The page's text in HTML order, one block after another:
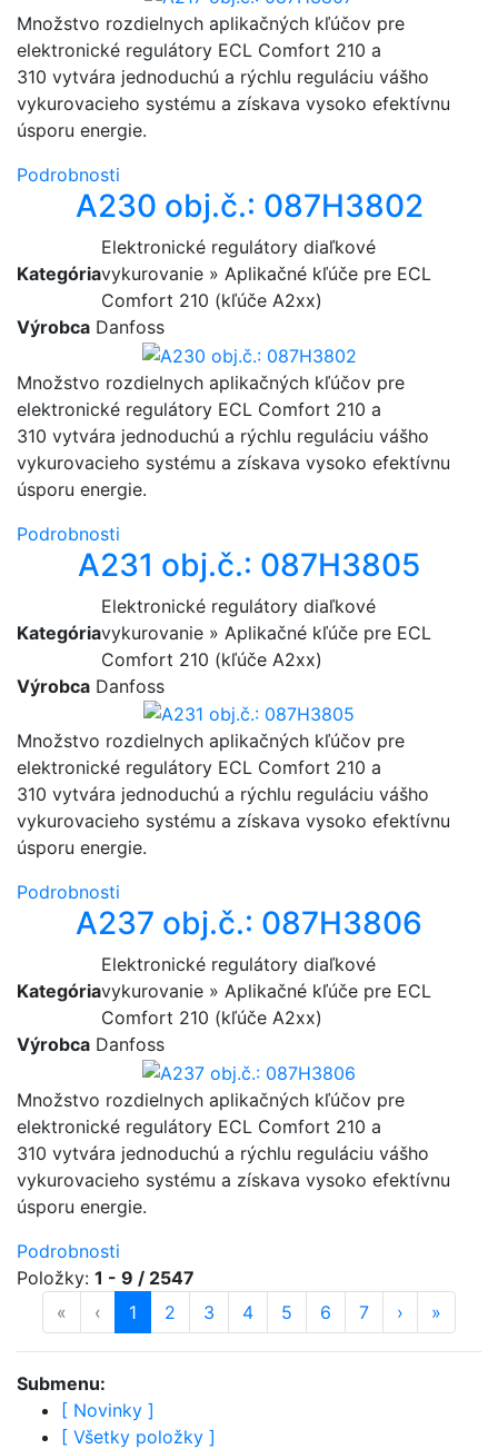
Submenu:
[ Novinky ]
[ Všetky položky ]
Množstvo rozdielnych aplikačných kľúčov pre
elektronické regulátory ECL Comfort 210 a
310 vytvára jednoduchú a rýchlu reguláciu vášho
vykurovacieho systému a získava vysoko efektívnu
úsporu energie.
Podrobnosti
A230 obj.č.: 087H3802
Kategória
Elektronické regulátory diaľkové
vykurovanie » Aplikačné kľúče pre ECL
Comfort 210 (kľúče A2xx)
Výrobca Danfoss
Množstvo rozdielnych aplikačných kľúčov pre
elektronické regulátory ECL Comfort 210 a
310 vytvára jednoduchú a rýchlu reguláciu vášho
vykurovacieho systému a získava vysoko efektívnu
úsporu energie.
Podrobnosti
A231 obj.č.: 087H3805
Kategória
Elektronické regulátory diaľkové
vykurovanie » Aplikačné kľúče pre ECL
Comfort 210 (kľúče A2xx)
Výrobca Danfoss
Množstvo rozdielnych aplikačných kľúčov pre
elektronické regulátory ECL Comfort 210 a
310 vytvára jednoduchú a rýchlu reguláciu vášho
vykurovacieho systému a získava vysoko efektívnu
úsporu energie.
Podrobnosti
A237 obj.č.: 087H3806
Kategória
Elektronické regulátory diaľkové
vykurovanie » Aplikačné kľúče pre ECL
Comfort 210 (kľúče A2xx)
Výrobca Danfoss
Množstvo rozdielnych aplikačných kľúčov pre
elektronické regulátory ECL Comfort 210 a
310 vytvára jednoduchú a rýchlu reguláciu vášho
vykurovacieho systému a získava vysoko efektívnu
úsporu energie.
Podrobnosti
Položky: 1 - 9 / 2547
« prvá strana
‹ predošlá strana
strana
1 (aktuálna)
strana
2 strana
3 strana
4 strana
5 strana
6 strana
7 ďalšia
› »